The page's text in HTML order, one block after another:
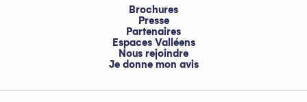
Brochures
Presse
Partenaires
Espaces Valléens
Nous rejoindre
Je donne mon avis